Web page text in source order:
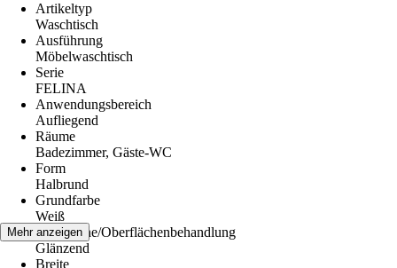
Artikeltyp
Waschtisch
Ausführung
Möbelwaschtisch
Serie
FELINA
Anwendungsbereich
Aufliegend
Räume
Badezimmer, Gäste-WC
Form
Halbrund
Grundfarbe
Weiß
Oberfläche/Oberflächenbehandlung
Glänzend
Breite
Mehr anzeigen